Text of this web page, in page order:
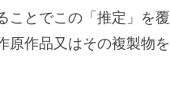
とでこの「推定」を覆
原作品又はその複製物